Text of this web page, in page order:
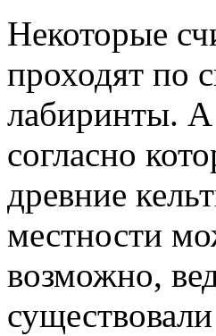
Некоторые
проходят по
лабиринты. А
согласно
древние
местности
возможно,